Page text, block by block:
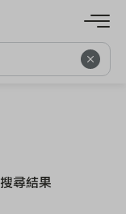
尋結果